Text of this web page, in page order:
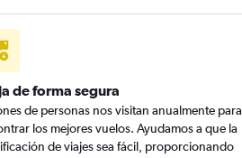
de forma segura
de personas nos visitan anualmente para
los mejores vuelos. Ayudamos a que la
de viajes sea fácil, proporcionando